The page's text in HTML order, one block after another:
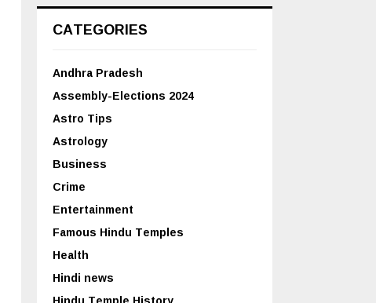
CATEGORIES
Andhra Pradesh
Assembly-Elections 2024
Astro Tips
Astrology
Business
Crime
Entertainment
Famous Hindu Temples
Health
Hindi news